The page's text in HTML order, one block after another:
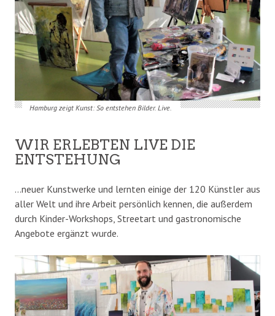
Hamburg zeigt Kunst: So entstehen Bilder. Live.
WIR ERLEBTEN LIVE DIE
ENTSTEHUNG
…neuer Kunstwerke und lernten einige der 120 Künstler aus
aller Welt und ihre Arbeit persönlich kennen, die außerdem
durch Kinder-Workshops, Streetart und gastronomische
Angebote ergänzt wurde.